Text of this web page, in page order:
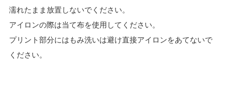
濡れたまま放置しないでください。
アイロンの際は当て布を使用してください。
プリント部分にはもみ洗いは避け直接アイロンをあてないで
ください。